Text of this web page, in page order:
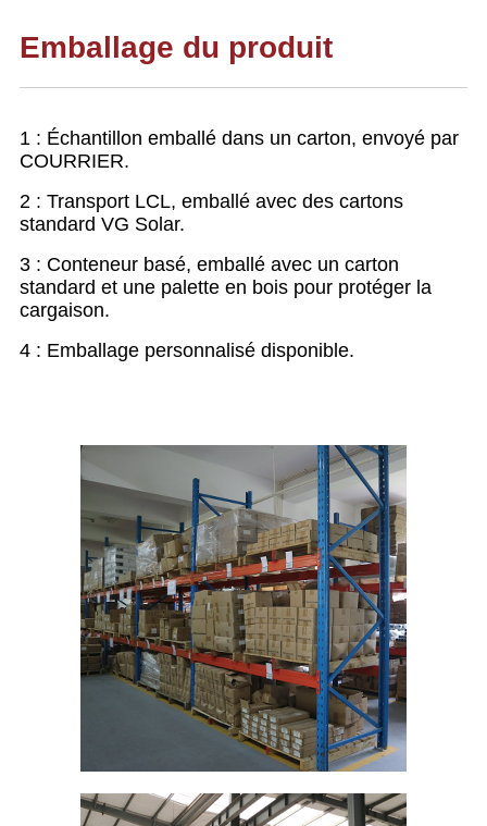
Emballage du produit
1 : Échantillon emballé dans un carton, envoyé par
COURRIER.
2 : Transport LCL, emballé avec des cartons
standard VG Solar.
3 : Conteneur basé, emballé avec un carton
standard et une palette en bois pour protéger la
cargaison.
4 : Emballage personnalisé disponible.